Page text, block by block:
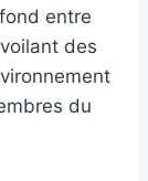
entre
des
du